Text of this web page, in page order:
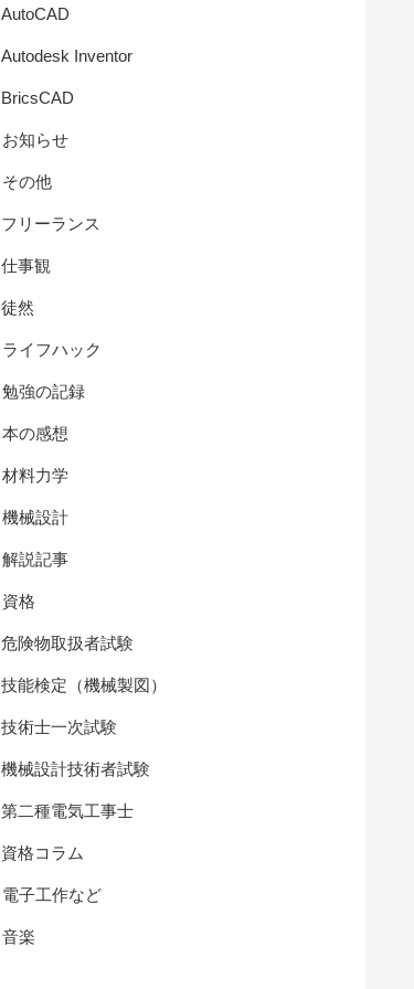
AutoCAD
Autodesk Inventor
BricsCAD
お知らせ
その他
フリーランス
仕事観
徒然
ライフハック
勉強の記録
本の感想
材料力学
機械設計
解説記事
資格
危険物取扱者試験
技能検定（機械製図）
技術士一次試験
機械設計技術者試験
第二種電気工事士
資格コラム
電子工作など
音楽